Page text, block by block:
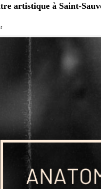
artistique à Saint-